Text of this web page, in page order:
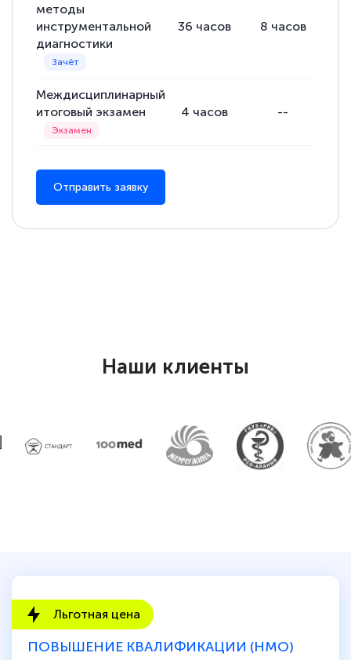
методы
инструментальной
диагностики
36 часов 8 часов
Междисциплинарный
итоговый экзамен
4 часов --
Отправить заявку
Наши клиенты
Льготная цена
ПОВЫШЕНИЕ КВАЛИФИКАЦИИ (НМО)